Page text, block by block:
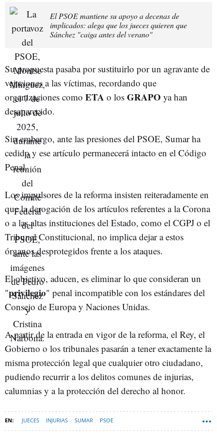
El PSOE mantiene su apoyo a decenas de
implicados: alega que los jueces quieren que
Sánchez "caiga antes del verano"
Su propuesta pasaba por sustituirlo por un agravante de
vejaciones a las víctimas, recordando que
organizaciones como ETA o los GRAPO ya han
desaparecido.
Sin embargo, ante las presiones del PSOE, Sumar ha
cedido y ese artículo permanecerá intacto en el Código
Penal.
Los impulsores de la reforma insisten reiteradamente en
que la derogación de los artículos referentes a la Corona
o a las altas instituciones del Estado, como el CGPJ o el
Tribunal Constitucional, no implica dejar a estos
órganos desprotegidos frente a los ataques.
El objetivo, aducen, es eliminar lo que consideran un
"privilegio" penal incompatible con los estándares del
Consejo de Europa y Naciones Unidas.
A partir de la entrada en vigor de la reforma, el Rey, el
Gobierno o los tribunales pasarán a tener exactamente la
misma protección legal que cualquier otro ciudadano,
pudiendo recurrir a los delitos comunes de injurias,
calumnias y a la protección del derecho al honor.
JUECES INJURIAS SUMAR PSOE